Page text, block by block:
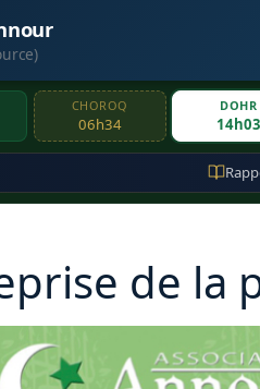
CHOROQ
06h34
DOHR
14h03
de la